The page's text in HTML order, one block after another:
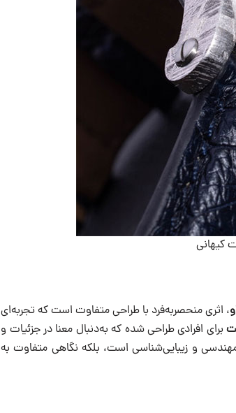
کیهانی
، اثری منحصر‌به‌فرد با طراحی متفاوت است که تجربه‌ای
برای افرادی طراحی شده که به‌دنبال معنا در جزئیات و
و زیبایی‌شناسی است، بلکه نگاهی متفاوت به